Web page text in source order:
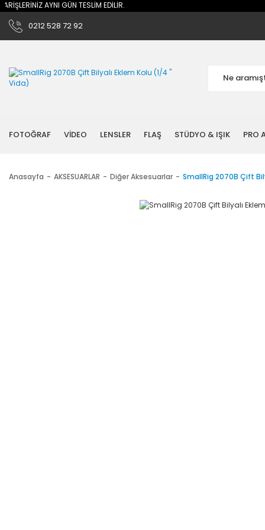
AYNI GÜN TESLİM EDİLİR.
0212 528 72 92
FOTOĞRAF VİDEO LENSLER FLAŞ STÜDYO & IŞIK PRO
Anasayfa AKSESUARLAR Diğer Aksesuarlar SmallRig 2070B Çift